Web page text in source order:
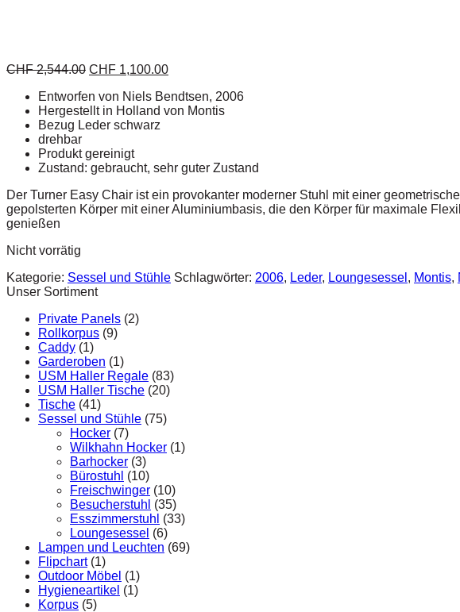
CHF2,544.00 CHF 1,100.00
Entworfen von Niels Bendtsen, 2006
Hergestellt in Holland von Montis
Bezug Leder schwarz
drehbar
Produkt gereinigt
Zustand: gebraucht, sehr guter Zustand
Der Turner Easy Chair ist ein provokanter moderner Stuhl mit einer
gepolsterten Körper mit einer Aluminiumbasis, die den Körper für maximale
genießen
Nicht vorrätig
Kategorie: Sessel und Stühle Schlagwörter: 2006, Leder, Loungesessel , Montis,
Unser Sortiment
Private Panels (2)
Rollkorpus (9)
Caddy (1)
Garderoben (1)
USM Haller Regale (83)
USM Haller Tische (20)
Tische (41)
Sessel und Stühle (75)
Hocker (7)
Wilkhahn Hocker (1)
Barhocker (3)
Bürostuhl (10)
Freischwinger (10)
Besucherstuhl (35)
Esszimmerstuhl (33)
Loungesessel (6)
Lampen und Leuchten (69)
Flipchart (1)
Outdoor Möbel (1)
Hygieneartikel (1)
Korpus (5)